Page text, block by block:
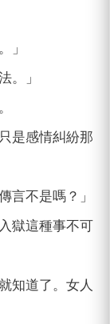
」
。」
是感情糾紛那
言不是嗎？」
獄這種事不可
知道了。女人